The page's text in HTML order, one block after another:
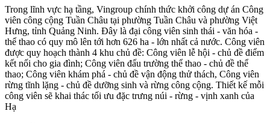
Trong lĩnh vực hạ tầng, Vingroup chính thức khởi công dự án Công
viên công cộng Tuần Châu tại phường Tuần Châu và phường Việt
Hưng, tỉnh Quảng Ninh. Đây là đại công viên sinh thái - văn hóa -
thể thao có quy mô lên tới hơn 626 ha - lớn nhất cả nước. Công viên
được quy hoạch thành 4 khu chủ đề: Công viên lễ hội - chủ đề điểm
kết nối cho gia đình; Công viên đấu trường thể thao - chủ đề thể
thao; Công viên khám phá - chủ đề vận động thử thách, Công viên
rừng tĩnh lặng - chủ đề dưỡng sinh và rừng công cộng. Thiết kế mỗi
công viên sẽ khai thác tối ưu đặc trưng núi - rừng - vịnh xanh của
Hạ